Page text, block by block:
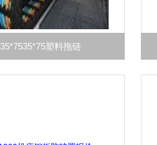
35*7535*75塑料拖链